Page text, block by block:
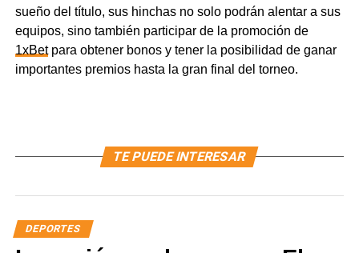
sueño del título, sus hinchas no solo podrán alentar a sus
equipos, sino también participar de la promoción de
1xBetpara obtener bonos y tener la posibilidad de ganar
importantes premios hasta la gran final del torneo.
TE PUEDE INTERESAR
DEPORTES